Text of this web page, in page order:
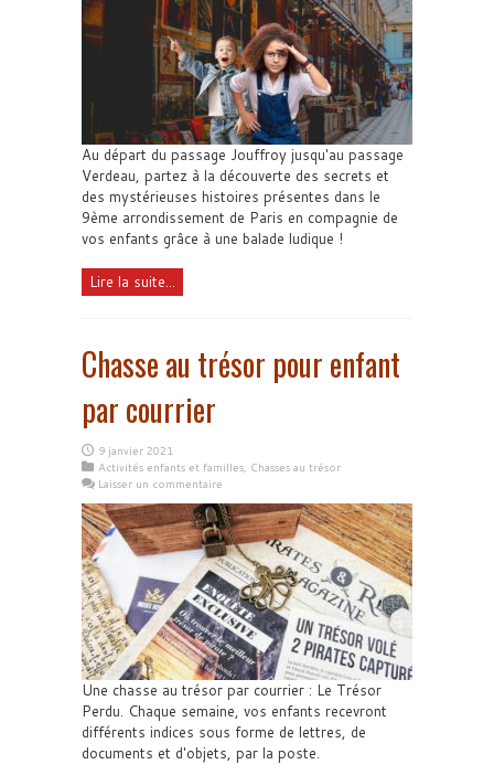
Au départ du passage Jouffroy jusqu'au passage
Verdeau, partez à la découverte des secrets et
des mystérieuses histoires présentes dans le
9ème arrondissement de Paris en compagnie de
vos enfants grâce à une balade ludique !
Lire la suite...
Chasse au trésor pour enfant
par courrier
9 janvier 2021
Activités enfants et familles, Chasses au trésor
Laisser un commentaire
Une chasse au trésor par courrier : Le Trésor
Perdu. Chaque semaine, vos enfants recevront
différents indices sous forme de lettres, de
documents et d'objets, par la poste.